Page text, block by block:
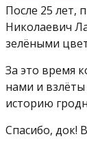
После 25 лет,
Николаевич
зелёными
За это время
нами и
историю
Спасибо, док!